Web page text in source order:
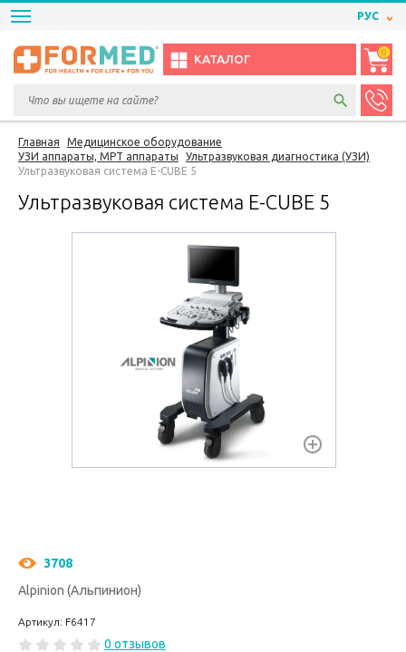
РУС
КАТАЛОГ
0
Главная
Медицинское оборудование
УЗИ аппараты, МРТ аппараты
Ультразвуковая диагностика (УЗИ)
Ультразвуковая система E-CUBE 5
Ультразвуковая система E-CUBE 5
3708
Alpinion (Альпинион)
Артикул: F6417
0 отзывов